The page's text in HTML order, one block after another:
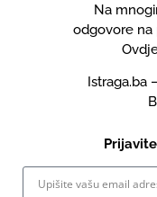
Na
odgovore na
Istraga.ba